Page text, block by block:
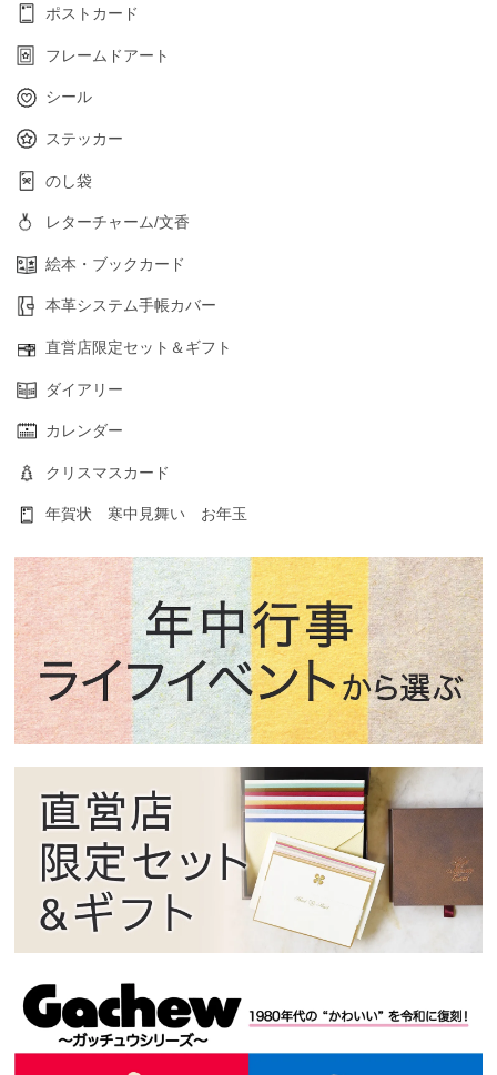
ポストカード
フレームドアート
シール
ステッカー
のし袋
レターチャーム/文香
絵本・ブックカード
本革システム手帳カバー
直営店限定セット＆ギフト
ダイアリー
カレンダー
クリスマスカード
年賀状 寒中見舞い お年玉